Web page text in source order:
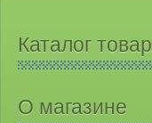
Каталог
О магазине